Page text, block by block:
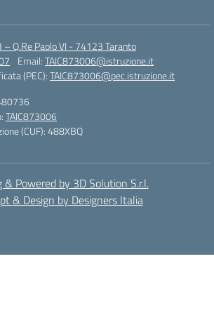
– Q.Re Paolo VI - 74123 Taranto
Email:TAIC873006@istruzione.it
(PEC):TAIC873006@pec.istruzione.it
TAIC873006
(CUF): 488XBQ
& Powered by 3D Solution S.r.l.
& Design by Designers Italia